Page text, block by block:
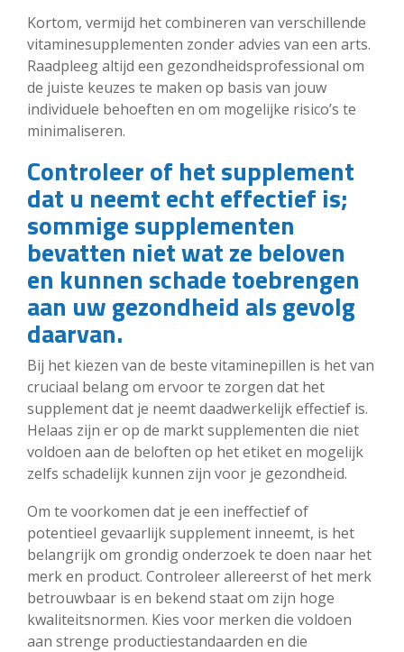
Kortom, vermijd het combineren van verschillende
vitaminesupplementen zonder advies van een arts.
Raadpleeg altijd een gezondheidsprofessional om
de juiste keuzes te maken op basis van jouw
individuele behoeften en om mogelijke risico’s te
minimaliseren.
Controleer of het supplement
dat u neemt echt effectief is;
sommige supplementen
bevatten niet wat ze beloven
en kunnen schade toebrengen
aan uw gezondheid als gevolg
daarvan.
Bij het kiezen van de beste vitaminepillen is het van
cruciaal belang om ervoor te zorgen dat het
supplement dat je neemt daadwerkelijk effectief is.
Helaas zijn er op de markt supplementen die niet
voldoen aan de beloften op het etiket en mogelijk
zelfs schadelijk kunnen zijn voor je gezondheid.
Om te voorkomen dat je een ineffectief of
potentieel gevaarlijk supplement inneemt, is het
belangrijk om grondig onderzoek te doen naar het
merk en product. Controleer allereerst of het merk
betrouwbaar is en bekend staat om zijn hoge
kwaliteitsnormen. Kies voor merken die voldoen
aan strenge productiestandaarden en die